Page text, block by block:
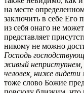
на месте
заключить в себе Его
из себя онаго не
представляет
никому не можно
Господь
живый
человек, ниже
тоже слово Божие